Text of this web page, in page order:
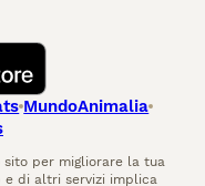
MundoAnimalia
sito per migliorare la tua
e di altri servizi implica